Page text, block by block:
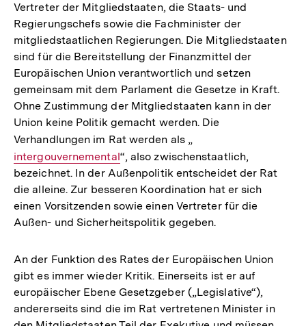
Link:
Vertreter der Mitgliedstaaten, die Staats- und
Regierungschefs sowie die Fachminister der
mitgliedstaatlichen Regierungen. Die Mitgliedstaaten
sind für die Bereitstellung der Finanzmittel der
Europäischen Union verantwortlich und setzen
gemeinsam mit dem Parlament die Gesetze in Kraft.
Ohne Zustimmung der Mitgliedstaaten kann in der
Union keine Politik gemacht werden. Die
Verhandlungen im Rat werden als „Interner
Link:
intergouvernemental“, also zwischenstaatlich,
bezeichnet. In der Außenpolitik entscheidet der Rat
die alleine. Zur besseren Koordination hat er sich
einen Vorsitzenden sowie einen Vertreter für die
Außen- und Sicherheitspolitik gegeben.
An der Funktion des Rates der Europäischen Union
gibt es immer wieder Kritik. Einerseits ist er auf
europäischer Ebene Gesetzgeber („Legislative“),
andererseits sind die im Rat vertretenen Minister in